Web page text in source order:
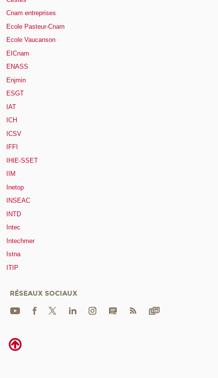
Cnam entreprises
Ecole Pasteur-Cnam
Ecole Vaucanson
EICnam
ENASS
Enjmin
ESGT
IAT
ICH
ICSV
IFFI
IHIE-SSET
IIM
Inetop
INSEAC
INTD
Intec
Intechmer
Istna
ITIP
RÉSEAUX SOCIAUX